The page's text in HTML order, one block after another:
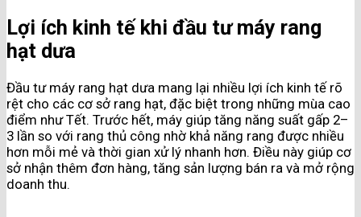
Lợi ích kinh tế khi đầu tư máy rang
hạt dưa
Đầu tư máy rang hạt dưa mang lại nhiều lợi ích kinh tế rõ
rệt cho các cơ sở rang hạt, đặc biệt trong những mùa cao
điểm như Tết. Trước hết, máy giúp tăng năng suất gấp 2–
3 lần so với rang thủ công nhờ khả năng rang được nhiều
hơn mỗi mẻ và thời gian xử lý nhanh hơn. Điều này giúp cơ
sở nhận thêm đơn hàng, tăng sản lượng bán ra và mở rộng
doanh thu.